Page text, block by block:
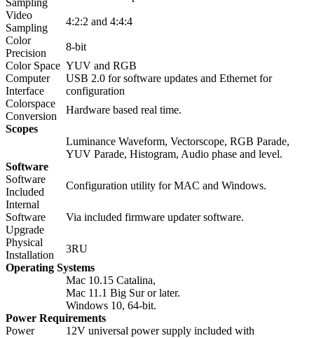
Sampling
Video
Sampling
4:2:2 and 4:4:4
Color
Precision
8-bit
Color Space YUV and RGB
Computer
Interface
USB 2.0 for software updates and Ethernet for
configuration
Colorspace
Conversion
Hardware based real time.
Scopes
Luminance Waveform, Vectorscope, RGB Parade,
YUV Parade, Histogram, Audio phase and level.
Software
Software
Included
Configuration utility for MAC and Windows.
Internal
Software
Upgrade
Via included firmware updater software.
Physical
Installation
3RU
Operating Systems
Mac 10.15 Catalina,
Mac 11.1 Big Sur or later.
Windows 10, 64-bit.
Power Requirements
Power
12V universal power supply included with